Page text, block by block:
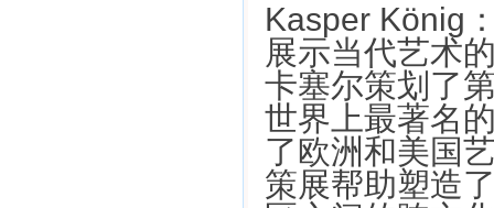
Kasper König
展示当代艺术
卡塞尔策划了
世界上最著名
了欧洲和美国
策展帮助塑造